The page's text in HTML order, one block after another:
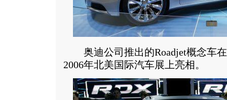
奥迪公司推出的Roadjet概念车在
2006年北美国际汽车展上亮相。